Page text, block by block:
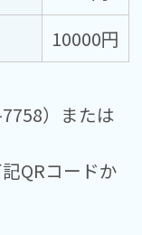
10000円
）または
QRコードか